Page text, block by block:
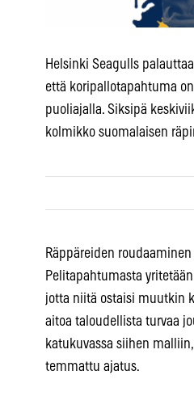
Helsinki Seagulls
että koripallotapahtuma
puoliajalla. Siksipä
kolmikko suomalaisen
Räppäreiden
Pelitapahtumasta
jotta niitä ostaisi muutkin
aitoa taloudellista turvaa
katukuvassa siihen
temmattu ajatus.